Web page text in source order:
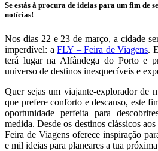
Se estás à procura de ideias para um fim de
notícias!
Nos dias 22 e 23 de março, a cidade
imperdível: aFLY – Feira de Viagens.
terá lugar na Alfândega do Porto e
universo de destinos inesquecíveis e
Quer sejas um viajante-explorador de
que prefere conforto e descanso, este
oportunidade perfeita para
medida. Desde os destinos clássicos
Feira de Viagens oferece inspiração
e mil ideias para planeares a tua